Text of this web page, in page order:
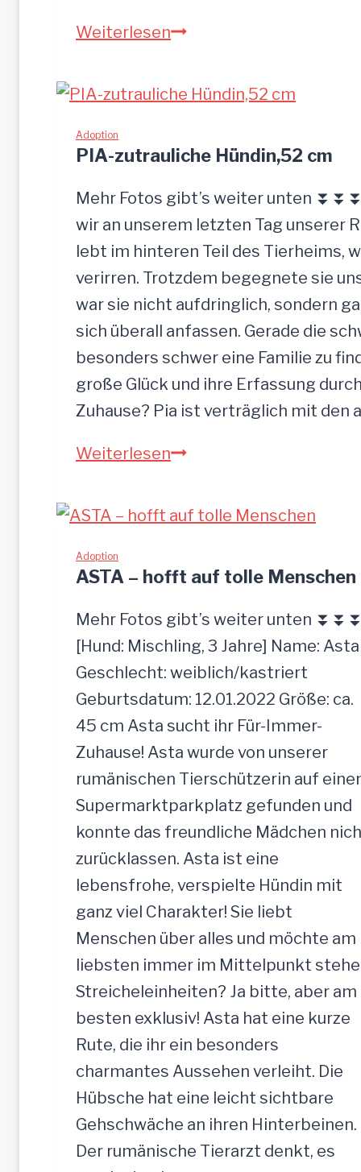
u
ü
g
e
l
a
s
s
e
n
WeiterlesenM
G
Adoption
PIA-zutrauliche Hündin,52 cm
Mehr Fotos gibt’s weiter unten
wir an unserem letzten Tag unserer
lebt im hinteren Teil des Tierheims,
verirren. Trotzdem begegnete sie
war sie nicht aufdringlich, sondern
sich überall anfassen. Gerade die
besonders schwer eine Familie zu
große Glück und ihre Erfassung
Zuhause? Pia ist verträglich mit den
WeiterlesenP
u
t
r
a
u
l
i
c
h
e
H
ü
n
d
i
n
,
5
2
c
m
Adoption
ASTA – hofft auf tolle Menschen
Mehr Fotos gibt’s weiter unten
[Hund: Mischling, 3 Jahre] Name: Asta
Geschlecht: weiblich/kastriert
Geburtsdatum: 12.01.2022 Größe: ca.
45 cm Asta sucht ihr Für-Immer-
Zuhause! Asta wurde von unserer
rumänischen Tierschützerin auf
Supermarktparkplatz gefunden und
konnte das freundliche Mädchen
zurücklassen. Asta ist eine
lebensfrohe, verspielte Hündin mit
ganz viel Charakter! Sie liebt
Menschen über alles und möchte am
liebsten immer im Mittelpunkt
Streicheleinheiten? Ja bitte, aber am
besten exklusiv! Asta hat eine kurze
Rute, die ihr ein besonders
charmantes Aussehen verleiht. Die
Hübsche hat eine leicht sichtbare
Gehschwäche an ihren Hinterbeinen.
Der rumänische Tierarzt denkt, es